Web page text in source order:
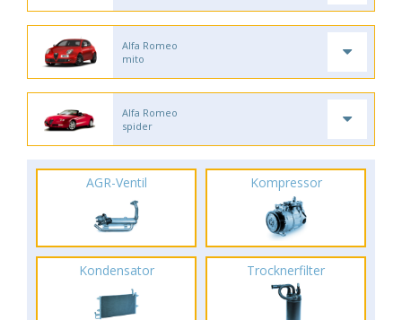
Alfa Romeo
mito
Alfa Romeo
spider
AGR-Ventil Kompressor
Kondensator Trocknerfilter